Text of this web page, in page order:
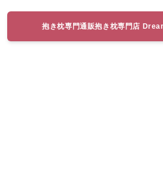
抱き枕専門通販抱き枕専門店